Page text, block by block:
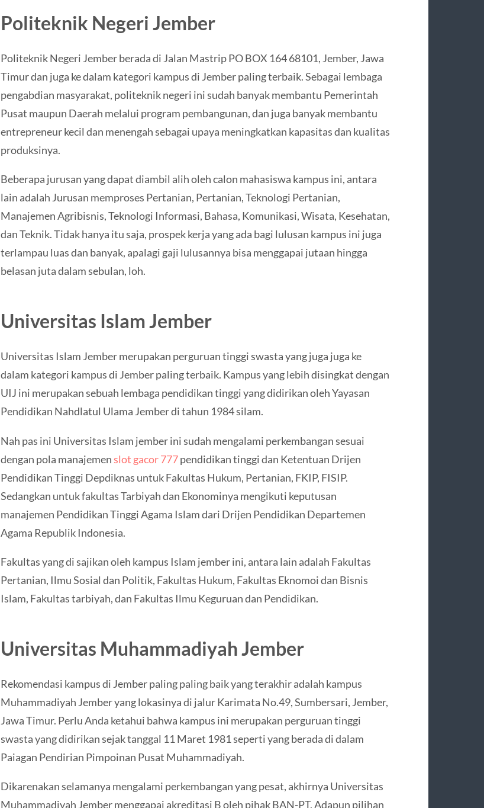
Politeknik Negeri Jember
Politeknik Negeri Jember berada di Jalan Mastrip PO BOX 164 68101, Jember, Jawa
Timur dan juga ke dalam kategori kampus di Jember paling terbaik. Sebagai lembaga
pengabdian masyarakat, politeknik negeri ini sudah banyak membantu Pemerintah
Pusat maupun Daerah melalui program pembangunan, dan juga banyak membantu
entrepreneur kecil dan menengah sebagai upaya meningkatkan kapasitas dan kualitas
produksinya.
Beberapa jurusan yang dapat diambil alih oleh calon mahasiswa kampus ini, antara
lain adalah Jurusan memproses Pertanian, Pertanian, Teknologi Pertanian,
Manajemen Agribisnis, Teknologi Informasi, Bahasa, Komunikasi, Wisata, Kesehatan,
dan Teknik. Tidak hanya itu saja, prospek kerja yang ada bagi lulusan kampus ini juga
terlampau luas dan banyak, apalagi gaji lulusannya bisa menggapai jutaan hingga
belasan juta dalam sebulan, loh.
Universitas Islam Jember
Universitas Islam Jember merupakan perguruan tinggi swasta yang juga juga ke
dalam kategori kampus di Jember paling terbaik. Kampus yang lebih disingkat dengan
UIJ ini merupakan sebuah lembaga pendidikan tinggi yang didirikan oleh Yayasan
Pendidikan Nahdlatul Ulama Jember di tahun 1984 silam.
Nah pas ini Universitas Islam jember ini sudah mengalami perkembangan sesuai
dengan pola manajemenslot gacor 777pendidikan tinggi dan Ketentuan Drijen
Pendidikan Tinggi Depdiknas untuk Fakultas Hukum, Pertanian, FKIP, FISIP.
Sedangkan untuk fakultas Tarbiyah dan Ekonominya mengikuti keputusan
manajemen Pendidikan Tinggi Agama Islam dari Drijen Pendidikan Departemen
Agama Republik Indonesia.
Fakultas yang di sajikan oleh kampus Islam jember ini, antara lain adalah Fakultas
Pertanian, Ilmu Sosial dan Politik, Fakultas Hukum, Fakultas Eknomoi dan Bisnis
Islam, Fakultas tarbiyah, dan Fakultas Ilmu Keguruan dan Pendidikan.
Universitas Muhammadiyah Jember
Rekomendasi kampus di Jember paling paling baik yang terakhir adalah kampus
Muhammadiyah Jember yang lokasinya di jalur Karimata No.49, Sumbersari, Jember,
Jawa Timur. Perlu Anda ketahui bahwa kampus ini merupakan perguruan tinggi
swasta yang didirikan sejak tanggal 11 Maret 1981 seperti yang berada di dalam
Paiagan Pendirian Pimpoinan Pusat Muhammadiyah.
Dikarenakan selamanya mengalami perkembangan yang pesat, akhirnya Universitas
Muhammadiyah Jember menggapai akreditasi B oleh pihak BAN-PT. Adapun pilihan